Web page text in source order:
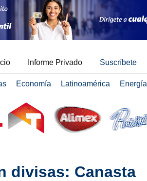
Informe Privado Suscríbete
Economía Latinoamérica Energía
divisas: Canasta